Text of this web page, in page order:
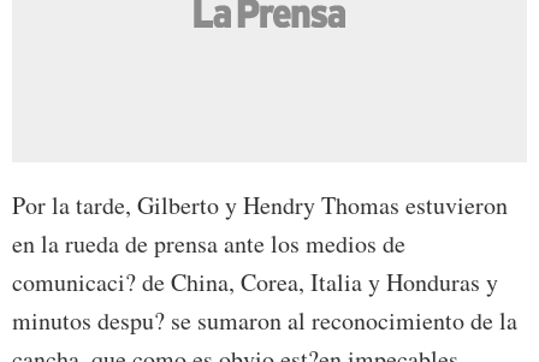
Por la tarde, Gilberto y Hendry Thomas estuvieron
en la rueda de prensa ante los medios de
comunicaci? de China, Corea, Italia y Honduras y
minutos despu? se sumaron al reconocimiento de la